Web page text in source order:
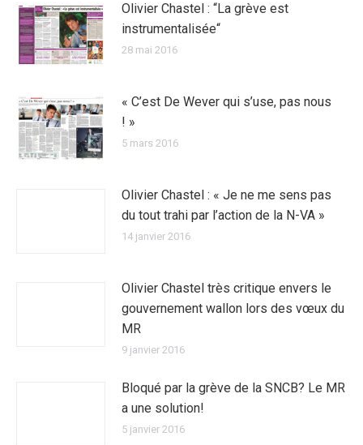
Olivier Chastel : “La grève est
instrumentalisée“
28 mai 2016
« C’est De Wever qui s’use, pas nous
! »
5 mars 2016
Olivier Chastel : « Je ne me sens pas
du tout trahi par l’action de la N-VA »
14 janvier 2016
Olivier Chastel très critique envers le
gouvernement wallon lors des vœux du
MR
9 janvier 2016
Bloqué par la grève de la SNCB? Le MR
a une solution!
5 janvier 2016